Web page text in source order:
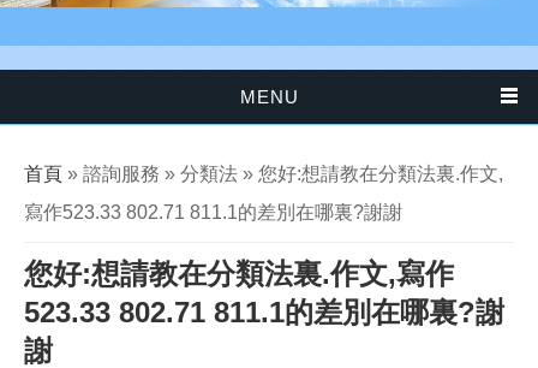
MENU
您在這裡
首頁 » 諮詢服務 » 分類法 » 您好:想請教在分類法裏.作文,
寫作523.33 802.71 811.1的差別在哪裏?謝謝
您好:想請教在分類法裏.作文,寫作
523.33 802.71 811.1的差別在哪裏?謝
謝